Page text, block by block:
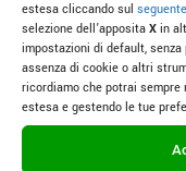
estesa cliccando sul
selezione dell’apposita X in
impostazioni di default,
assenza di cookie o altri
ricordiamo che potrai
estesa e gestendo le tue
Le eccellenze
di Riccardo
40,00€
Confezione da 3